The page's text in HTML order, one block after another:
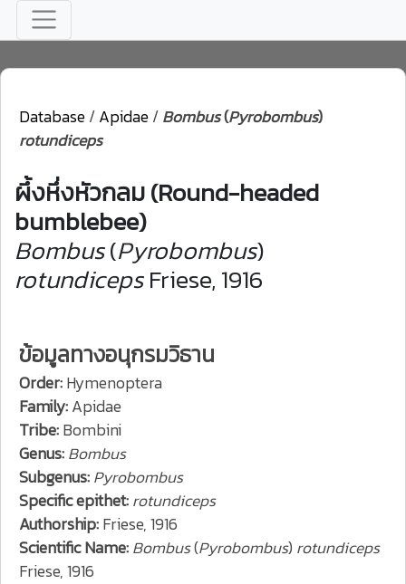
Database/Apidae/Bombus(Pyrobombus)
rotundiceps
ผึ้งหึ่งหัวกลม (Round-headed
bumblebee)
Bombus(Pyrobombus)
rotundicepsFriese, 1916
ข้อมูลทางอนุกรมวิธาน
Order:Hymenoptera
Family:Apidae
Tribe:Bombini
Genus:Bombus
Subgenus:Pyrobombus
Specific epithet:rotundiceps
Authorship:Friese, 1916
Scientific Name:Bombus(Pyrobombus) rotundiceps
Friese, 1916